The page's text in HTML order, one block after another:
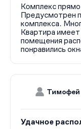
Комплекс прямо
Предусмотрен
комплекса.
Квартира имеет
помещения
понравились
Тимофей
Удачное